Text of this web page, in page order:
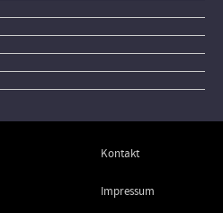
Kontakt
Impressum